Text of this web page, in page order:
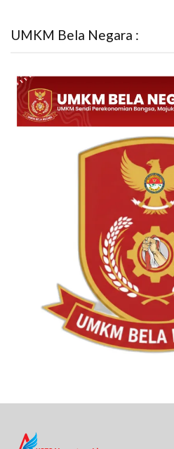
UMKM Bela Negara :